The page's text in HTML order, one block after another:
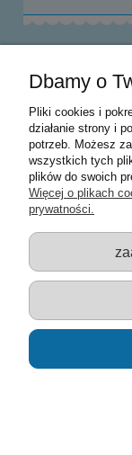
Sklep z
edukacyjne ::
:: Zabawkownia ::
Dbamy o
Pliki cookies i
działanie strony i
potrzeb. Możesz
wszystkich tych
plików do swoich
Więcej o plikach
prywatności.